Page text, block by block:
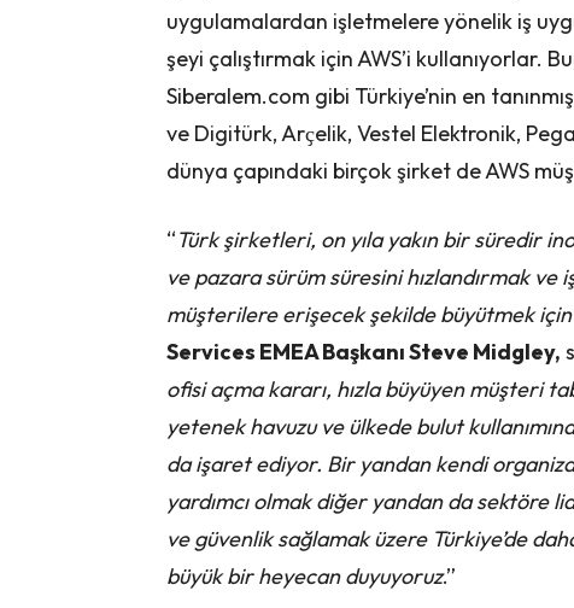
uygulamalardan işletmelere yönelik iş
şeyi çalıştırmak için AWS’i kullanıyorlar.
Siberalem.com gibi Türkiye’nin en
ve Digitürk, Arҫelik, Vestel Elektronik,
dünya çapındaki birçok şirket de AWS
“Türk şirketleri, on yıla yakın bir süredir
ve pazara sürüm süresini hızlandırmak
müşterilere erişecek şekilde büyütmek
Services EMEA Başkanı Steve Midgley,
ofisi açma kararı, hızla büyüyen müşteri
yetenek havuzu ve ülkede bulut
da işaret ediyor. Bir yandan kendi
yardımcı olmak diğer yandan da sektöre
ve güvenlik sağlamak üzere Türkiye’de
büyük bir heyecan duyuyoruz.”